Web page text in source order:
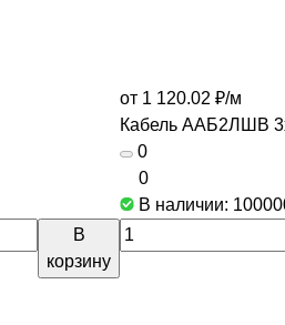
В
корзину
от 1 120.02 ₽/м
Кабель ААБ2ЛШВ
0
0
В наличии: